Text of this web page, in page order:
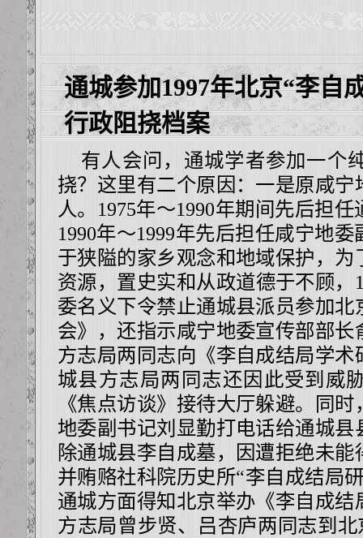
通城参加1997年北京“李自
行政阻挠档案
有人会问，通城学者参加一个
挠？这里有二个原因：一是原咸
人。1975年～1990年期间先后担
1990年～1999年先后担任咸宁地
于狭隘的家乡观念和地域保护，
资源，置史实和从政道德于不顾，
委名义下令禁止通城县派员参加
会》，还指示咸宁地委宣传部部
方志局两同志向《李自成结局学
城县方志局两同志还因此受到威
《焦点访谈》接待大厅躲避。同
地委副书记刘显勤打电话给通城
除通城县李自成墓，因遭拒绝未
并贿赂社科院历史所“李自成结局
通城方面得知北京举办《李自成
方志局曾步贤、吕杏庐两同志到